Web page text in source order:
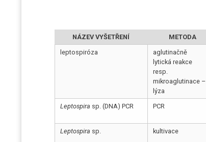
NÁZEV VYŠETŘENÍ METODA
leptospiróza
aglutinačně
lytická reakce
resp.
mikroaglutinace –
lýza
Leptospira sp. (DNA) PCR PCR
Leptospira sp. kultivace